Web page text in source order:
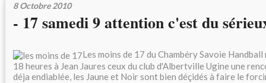
8 Octobre 2010
- 17 samedi 9 attention c'est du
Les moins de 17 du Chambéry Savoie
18 heures à Jean Jaures ceux du club d'Albertville Ugine une
déja endiablée, les Jaune et Noir sont bien déçidés à faire le